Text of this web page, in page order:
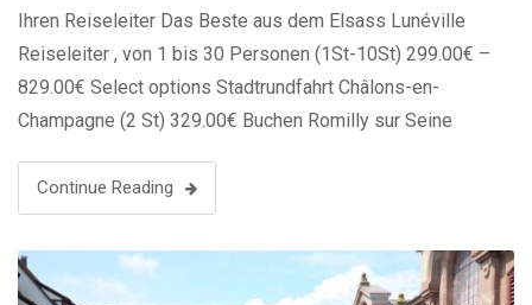
Ihren Reiseleiter Das Beste aus dem Elsass Lunéville
Reiseleiter , von 1 bis 30 Personen (1St-10St) 299.00€ –
829.00€ Select options Stadtrundfahrt Châlons-en-
Champagne (2 St) 329.00€ Buchen Romilly sur Seine
829.00€ Select options Stadtrundfahrt Pont-à-Mousson (2
St) …
Continue Reading